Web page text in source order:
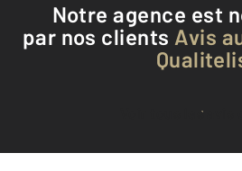
Notre agence est
par nos clients Avis
Voir tous les avis